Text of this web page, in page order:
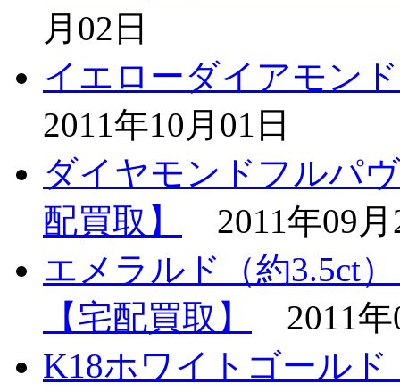
月02日
イエローダイアモン
2011年10月01日
ダイヤモンドフル
配買取】
2011年09
エメラルド（約3.5ct
【宅配買取】
2011
K18ホワイトゴール